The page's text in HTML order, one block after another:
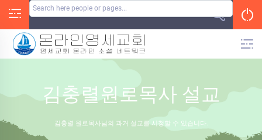
김충렬원로목사 설교
김충렬 원로목사님의 과거 설교를 시청할 수 있습니다.